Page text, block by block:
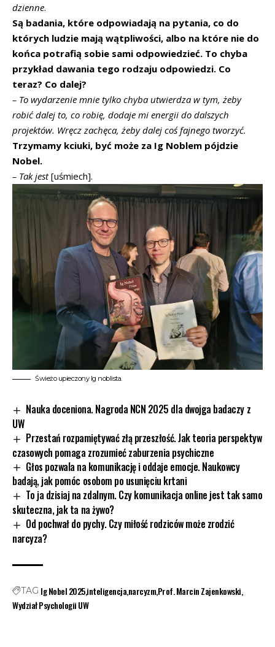
dzienne.
Są badania, które odpowiadają na pytania, co do
których ludzie mają wątpliwości, albo na które nie do
końca potrafią sobie sami odpowiedzieć. To chyba
przykład dawania tego rodzaju odpowiedzi. Co
teraz? Co dalej?
– To wydarzenie mnie tylko chyba utwierdza w tym, żeby
robić dalej to, co robię, dodaje mi energii do dalszych
projektów. Wręcz zachęca, żeby dalej coś fajnego tworzyć.
Trzymamy kciuki, być może za Ig Noblem pójdzie
Nobel.
– Tak jest[uśmiech].
Świeżo upieczony Ig noblista.
Nauka doceniona. Nagroda NCN 2025 dla dwojga badaczy z
UW
Przestań rozpamiętywać złą przeszłość. Jak teoria perspektyw
czasowych pomaga zrozumieć zaburzenia psychiczne
Głos pozwala na komunikację i oddaje emocje. Naukowcy
badają, jak pomóc osobom po usunięciu krtani
To ja dzisiaj na zdalnym. Czy komunikacja online jest tak samo
skuteczna, jak ta na żywo?
Od pochwał do pychy. Czy miłość rodziców może zrodzić
narcyza?
TAG Ig Nobel 2025inteligencjanarcyzmProf. Marcin Zajenkowski
Wydział Psychologii UW